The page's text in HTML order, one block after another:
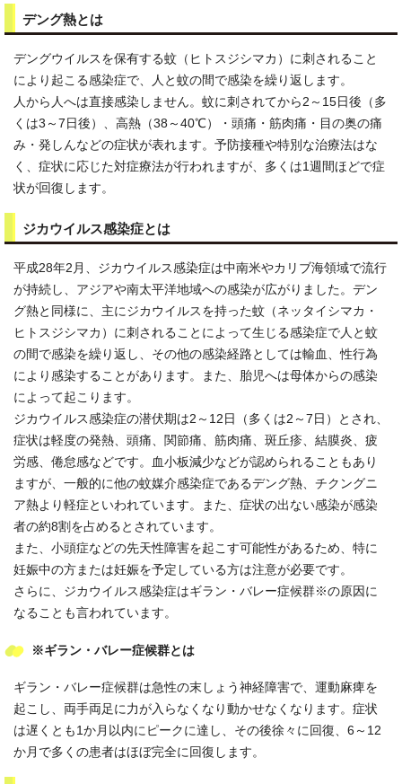
デング熱とは
デングウイルスを保有する蚊（ヒトスジシマカ）に刺されること
により起こる感染症で、人と蚊の間で感染を繰り返します。
人から人へは直接感染しません。蚊に刺されてから2～15日後（多
くは3～7日後）、高熱（38～40℃）・頭痛・筋肉痛・目の奥の痛
み・発しんなどの症状が表れます。予防接種や特別な治療法はな
く、症状に応じた対症療法が行われますが、多くは1週間ほどで症
状が回復します。
ジカウイルス感染症とは
平成28年2月、ジカウイルス感染症は中南米やカリブ海領域で流行
が持続し、アジアや南太平洋地域への感染が広がりました。デン
グ熱と同様に、主にジカウイルスを持った蚊（ネッタイシマカ・
ヒトスジシマカ）に刺されることによって生じる感染症で人と蚊
の間で感染を繰り返し、その他の感染経路としては輸血、性行為
により感染することがあります。また、胎児へは母体からの感染
によって起こります。
ジカウイルス感染症の潜伏期は2～12日（多くは2～7日）とされ、
症状は軽度の発熱、頭痛、関節痛、筋肉痛、斑丘疹、結膜炎、疲
労感、倦怠感などです。血小板減少などが認められることもあり
ますが、一般的に他の蚊媒介感染症であるデング熱、チクングニ
ア熱より軽症といわれています。また、症状の出ない感染が感染
者の約8割を占めるとされています。
また、小頭症などの先天性障害を起こす可能性があるため、特に
妊娠中の方または妊娠を予定している方は注意が必要です。
さらに、ジカウイルス感染症はギラン・バレー症候群※の原因に
なることも言われています。
※ギラン・バレー症候群とは
ギラン・バレー症候群は急性の末しょう神経障害で、運動麻痺を
起こし、両手両足に力が入らなくなり動かせなくなります。症状
は遅くとも1か月以内にピークに達し、その後徐々に回復、6～12
か月で多くの患者はほぼ完全に回復します。